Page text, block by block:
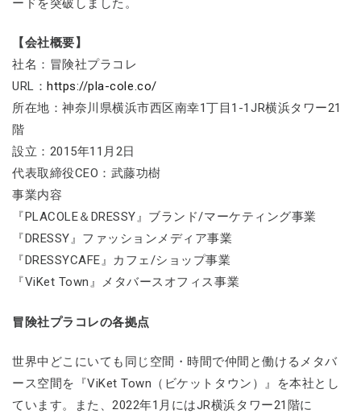
【会社概要】
社名：冒険社プラコレ
URL：https://pla-cole.co/
所在地：神奈川県横浜市西区南幸1丁目1-1JR横浜タワー21
階
設立：2015年11月2日
代表取締役CEO：武藤功樹
事業内容
『PLACOLE＆DRESSY』ブランド/マーケティング事業
『DRESSY』ファッションメディア事業
『DRESSYCAFE』カフェ/ショップ事業
『ViKet Town』メタバースオフィス事業
冒険社プラコレの各拠点
世界中どこにいても同じ空間・時間で仲間と働けるメタバ
ース空間を『ViKet Town（ビケットタウン）』を本社とし
ています。また、2022年1月にはJR横浜タワー21階に